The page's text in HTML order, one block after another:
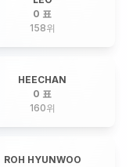
0 표
158위
HEECHAN
0 표
160위
ROH HYUNWOO